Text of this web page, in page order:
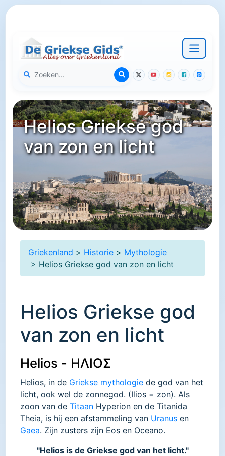
Helios Griekse god
van zon en licht
Griekenland > Historie > Mythologie
> Helios Griekse god van zon en licht
Helios Griekse god
van zon en licht
Helios - ΗΛΙΟΣ
Helios, in de Griekse mythologie de god van het
licht, ook wel de zonnegod. (Ilios = zon). Als
zoon van de Titaan Hyperion en de Titanida
Theia, is hij een afstammeling van Uranus en
Gaea. Zijn zusters zijn Eos en Oceano.
"Helios is de Griekse god van het licht."